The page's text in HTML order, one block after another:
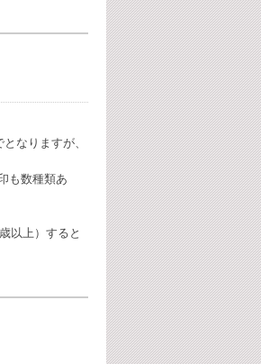
なりますが、
も数種類あ
以上）すると